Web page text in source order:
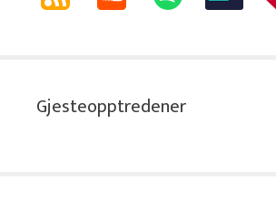
Gjesteopptredener